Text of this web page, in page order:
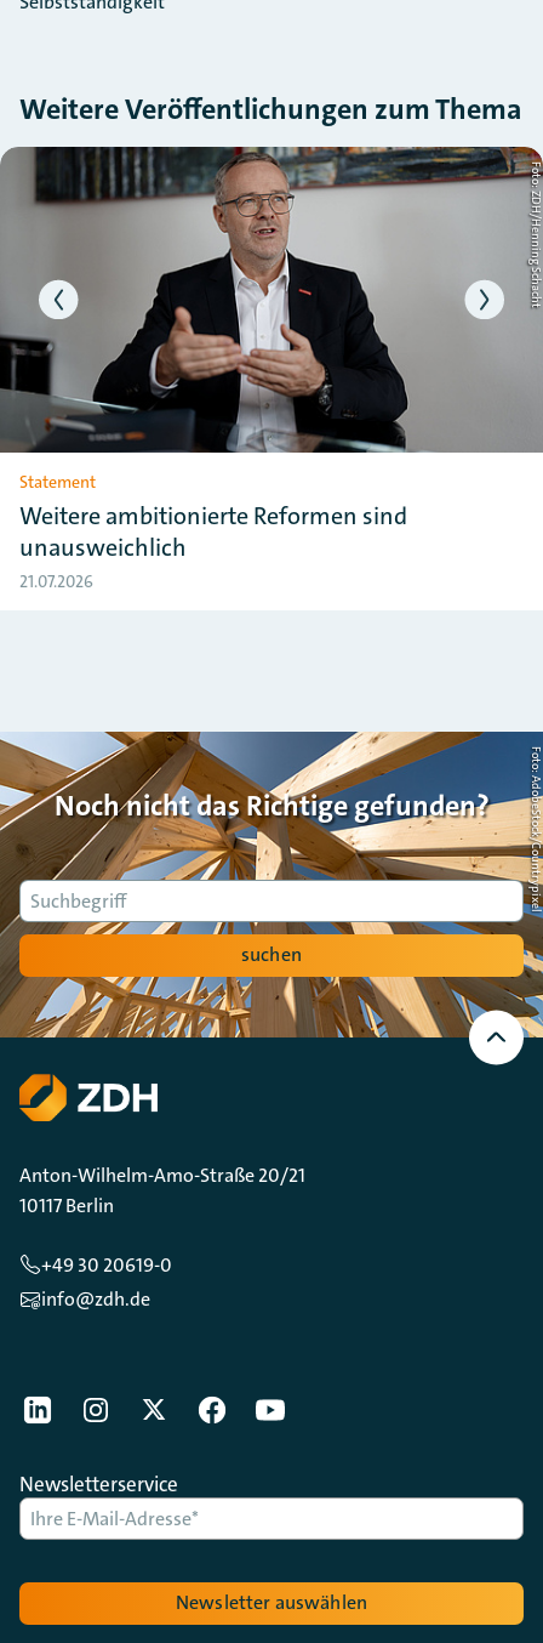
Weitere Veröffentlichungen zum Thema
Slider überspringen Foto: ZDH/Henning Schacht
Statement
Weitere ambitionierte Reformen sind
unausweichlich
21.07.2026
Noch nicht das Richtige gefunden?
Suche
suchen
Foto: AdobeStock/Countrypixel
Nach
oben
Scrollen
Anton-Wilhelm-Amo-Straße 20/21
10117 Berlin
+49 30 20619-0
info@zdh.de
[Der ZDH in den Sozialen Netzwerken]
LinkedIninstagramTwitterFacebookYoutube
Newsletterservice
Newsletter auswählen